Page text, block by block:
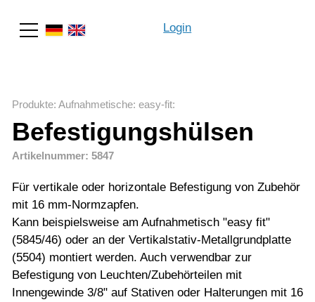
Login
Produkte: Aufnahmetische: easy-fit:
Befestigungshülsen
Artikelnummer: 5847
Für vertikale oder horizontale Befestigung von Zubehör
mit 16 mm-Normzapfen.
Kann beispielsweise am Aufnahmetisch "easy fit"
(5845/46) oder an der Vertikalstativ-Metallgrundplatte
(5504) montiert werden. Auch verwendbar zur
Befestigung von Leuchten/Zubehörteilen mit
Innengewinde 3/8" auf Stativen oder Halterungen mit 16